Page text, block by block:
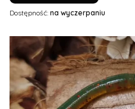
Dostępność: na wyczerpaniu